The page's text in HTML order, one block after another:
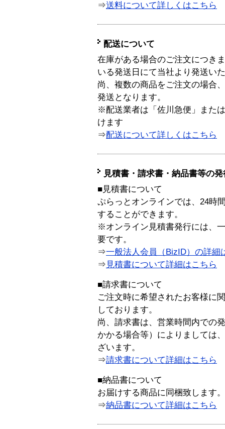
⇒送料について詳しくはこちら
配送について
在庫がある場合のご注文につき
いる発送日にて当社より発送い
尚、複数の商品をご注文の場合
発送となります。
※配送業者は「佐川急便」また
けます
⇒配送について詳しくはこちら
見積書・請求書・納品書等の
■見積書について
ぷらっとオンラインでは、24時
することができます。
※オンライン見積書発行には、
要です。
⇒一般法人会員（BizID）の詳細
⇒ 見積書について詳細はこちら
■請求書について
ご注文時に希望されたお客様に
しております。
尚、請求書は、営業時間内での
かかる場合等）によりましては
ざいます。
⇒請求書について詳細はこちら
■納品書について
お届けする商品に同梱致します。
⇒納品書について詳細はこちら